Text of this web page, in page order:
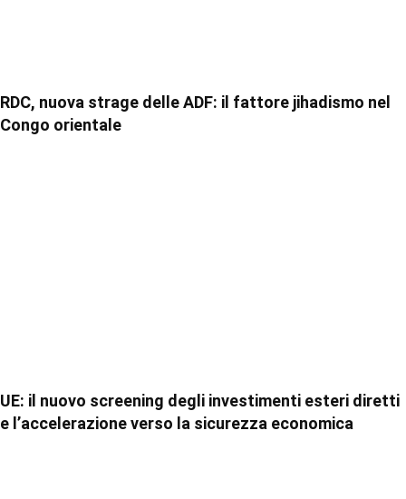
RDC, nuova strage delle ADF: il fattore jihadismo nel
Congo orientale
UE: il nuovo screening degli investimenti esteri diretti
e l’accelerazione verso la sicurezza economica